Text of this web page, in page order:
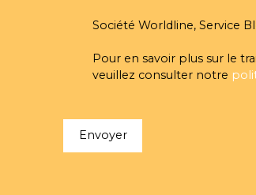
Société Worldline, Service
Pour en savoir plus sur le
veuillez consulter notre
Envoyer